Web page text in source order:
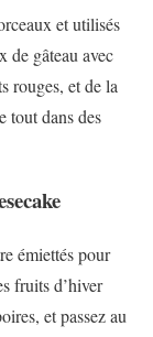
et utilisés
de gâteau avec
rouges, et de la
tout dans des
émiettés pour
fruits d’hiver
et passez au